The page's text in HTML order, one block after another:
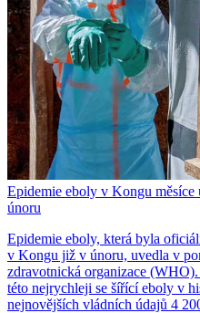
Epidemie eboly v Kongu
únoru
Epidemie eboly, která byla
v Kongu již v únoru, uvedla v
zdravotnická organizace
této nejrychleji se šířící eboly v
nejnovějších vládních údajů 4